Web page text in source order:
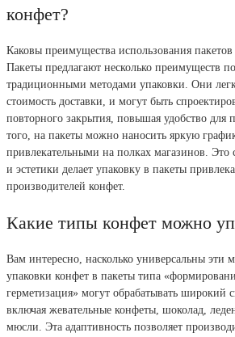
конфет?
Каковы преимущества использования
Пакеты предлагают несколько преимуществ
традиционными методами упаковки. Они
стоимость доставки, и могут быть
повторного закрытия, повышая удобство для
того, на пакеты можно наносить яркую
привлекательными на полках магазинов. Это
и эстетики делает упаковку в пакеты
производителей конфет.
Какие типы конфет можно
Вам интересно, насколько универсальны
упаковки конфет в пакеты типа
герметизация» могут обрабатывать широкий
включая жевательные конфеты, шоколад,
мюсли. Эта адаптивность позволяет